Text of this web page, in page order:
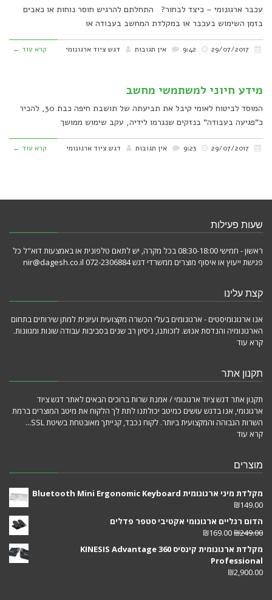
עכבר ארגונומי – כיצד לבחור? התחלתם להרגיש חוסר נוחות או כאבים
בזמן השימוש בעכבר או במקלדת המחשב בעבודה או
אין תגובות דגש ציוד ארגונומי קרא עוד ←
מידע חיוני למשתמשי מחשב
המוסד לביטוח לאומי קיבל את תביעתה של תושבת חיפה כבת 30, להכיר
כ"פגיעה בעבודה" בנזקים שנגרמו לידיה, עקב שימוש ממושך
אין תגובות דגש ציוד ארגונומי קרא עוד ←
שעות פעילות
ראשון - חמישי 08:30-18:00 בכל מקרה, יש לתאם טלפונית או באמצעות דוא"ל כל
פגישת ייעוץ או איסוף מוצרים ממשרדי דגש 072-2306884 nir@dagesh.co.il
קצת עלינו
אנו ארגונומיסטים - ארגונומים בעלי הכשרה מקצועית ועיונית למתן שירותים בתחום
הארגונומיה והנדסת אנוש. לזכותנו, ניסיון רב שנים בסביבות עבודה שונות ומגוונות.
קרא עוד
תקנון אתר
תקנון אתר דגש ציוד ארגונומי / אמנת שרות ברוכים הבאים לאתר דגש ציוד
ארגונומי, אנו בדגש עושים כמיטב יכולתנו לתת לך הלקוח את מיטב המוצרים ברמת
השרות הגבוהה והמקצועית ביותר. לקוח נכבד, קנייתך מאובטחת בשיטת SSL...
קרא עוד
מוצרים
מקלדת מיני ארגונומית Bluetooth Mini Ergonomic Keyboard
₪149.00
הדום רגליים ארגונומי אקטיבי סטפר פדלים
₪249.00
₪169.00
מקלדת ארגונומית קינסיס KINESIS Advantage 360
Professional
₪2,900.00